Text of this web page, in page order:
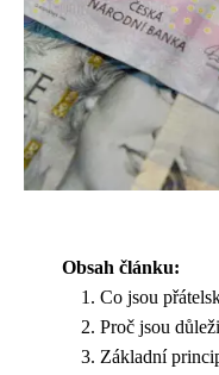
Obsah článku:
Co jsou
Proč jsou
Základní